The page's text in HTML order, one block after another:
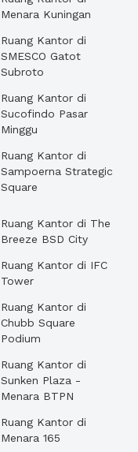
Menara Kuningan
Ruang Kantor di
SMESCO Gatot
Subroto
Ruang Kantor di
Sucofindo Pasar
Minggu
Ruang Kantor di
Sampoerna Strategic
Square
Ruang Kantor di The
Breeze BSD City
Ruang Kantor di IFC
Tower
Ruang Kantor di
Chubb Square
Podium
Ruang Kantor di
Sunken Plaza -
Menara BTPN
Ruang Kantor di
Menara 165